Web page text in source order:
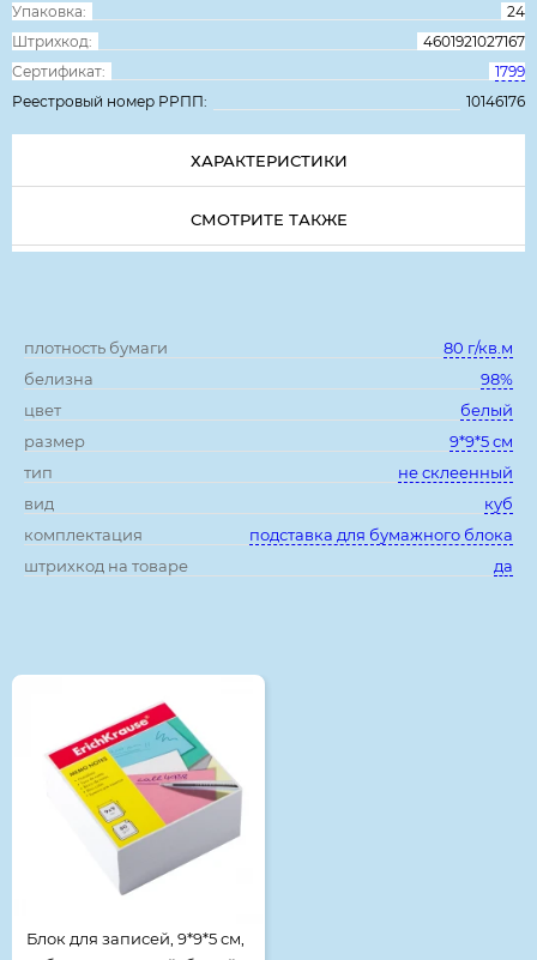
Упаковка:
24
Штрихкод:
4601921027167
Сертификат:
1799
Реестровый номер РРПП:
10146176
ХАРАКТЕРИСТИКИ
СМОТРИТЕ ТАКЖЕ
плотность бумаги
80 г/кв.м
белизна
98%
цвет
белый
размер
9*9*5 см
тип
не склеенный
вид
куб
комплектация
подставка для бумажного блока
штрихкод на товаре
да
Блок для записей, 9*9*5 см,